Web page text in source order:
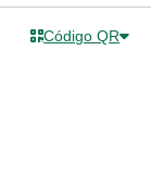
Código QR